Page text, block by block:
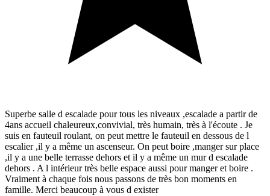
Superbe salle d escalade pour tous les niveaux ,escalade a partir de
4ans accueil chaleureux,convivial, très humain, très à l'écoute . Je
suis en fauteuil roulant, on peut mettre le fauteuil en dessous de l
escalier ,il y a même un ascenseur. On peut boire ,manger sur place
,il y a une belle terrasse dehors et il y a même un mur d escalade
dehors . A l intérieur très belle espace aussi pour manger et boire .
Vraiment à chaque fois nous passons de très bon moments en
famille. Merci beaucoup à vous d exister